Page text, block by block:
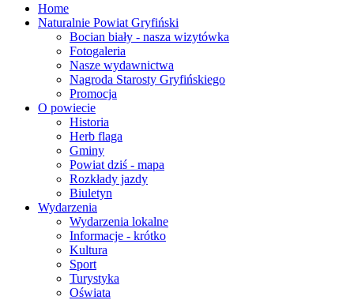
Home
Naturalnie Powiat Gryfiński
Bocian biały - nasza wizytówka
Fotogaleria
Nasze wydawnictwa
Nagroda Starosty Gryfińskiego
Promocja
O powiecie
Historia
Herb flaga
Gminy
Powiat dziś - mapa
Rozkłady jazdy
Biuletyn
Wydarzenia
Wydarzenia lokalne
Informacje - krótko
Kultura
Sport
Turystyka
Oświata